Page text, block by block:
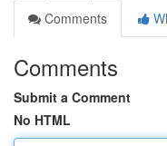
Comments
Comments
Submit a Comment
No HTML